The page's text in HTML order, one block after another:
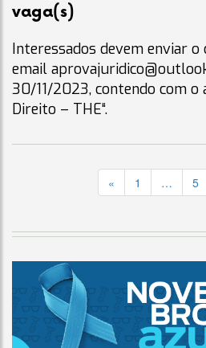
vaga(s)
Interessados devem enviar
email
30/11/2023, contendo com o
Direito – THE“.
« 1 … 5